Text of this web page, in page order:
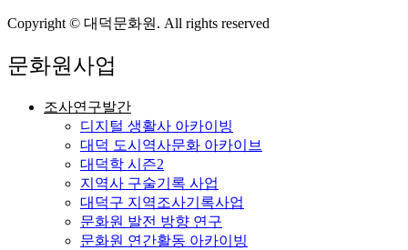
Copyright © 대덕문화원. All rights reserved
문화원사업
조사연구발간
디지털 생활사 아카이빙
대덕 도시역사문화 아카이브
대덕학 시즌2
지역사 구술기록 사업
대덕구 지역조사기록사업
문화원 발전 방향 연구
문화원 연간활동 아카이빙